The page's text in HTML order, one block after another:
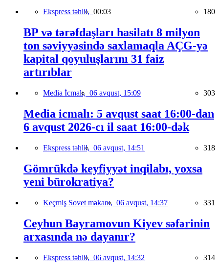
Ekspress təhlil, 00:03 180
BP və tərəfdaşları hasilatı 8 milyon
ton səviyyəsində saxlamaqla AÇG-yə
kapital qoyuluşlarını 31 faiz
artırıblar
Media İcmalı, 06 avqust, 15:09 303
Media icmalı: 5 avqust saat 16:00-dan
6 avqust 2026-cı il saat 16:00-dək
Ekspress təhlil, 06 avqust, 14:51 318
Gömrükdə keyfiyyət inqilabı, yoxsa
yeni bürokratiya?
Keçmiş Sovet məkanı, 06 avqust, 14:37 331
Ceyhun Bayramovun Kiyev səfərinin
arxasında nə dayanır?
Ekspress təhlil, 06 avqust, 14:32 314